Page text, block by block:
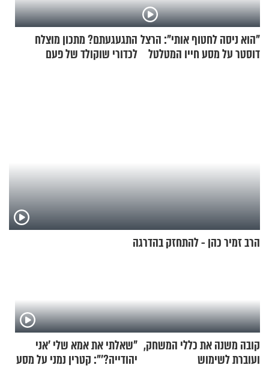
"הוא ניסה לחטוף אותי": הרצל
דוסטר על מסע חייו המטלטל
התגעגעתם? מתכון מוצלח
לכדורי שוקולד של פעם
הרב זמיר כהן - להתחזק בהדרגה
קובה משנה את כללי המשחק,
ועוברת לשימוש
"שאלתי את אמא שלי 'אני
יהודייה?'": קטרין נמני על מסע